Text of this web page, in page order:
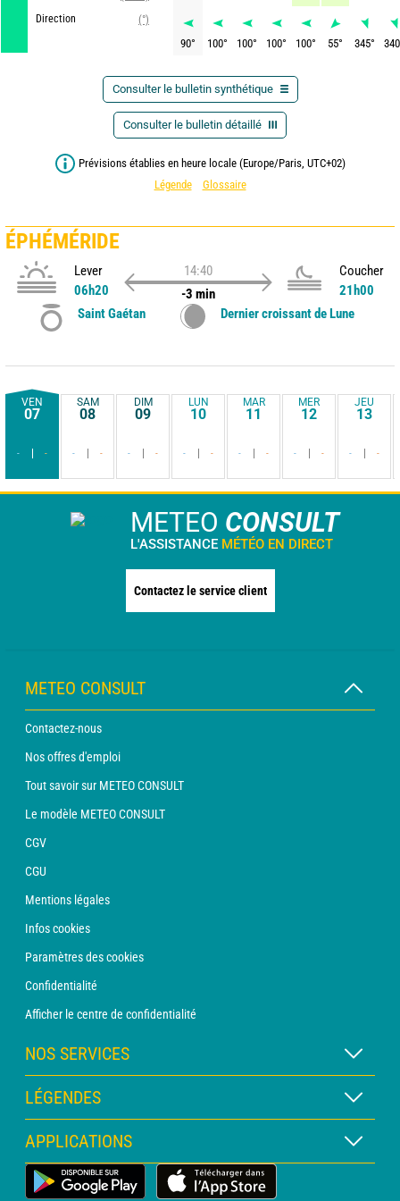
Direction
(°)
90° 100° 100° 100° 100° 55° 345° 340
Consulter le bulletin synthétique
Consulter le bulletin détaillé
Prévisions établies en heure locale (Europe/Paris, UTC+02)
Légende
Glossaire
ÉPHÉMÉRIDE
Lever
06h20
14:40
-3 min
Coucher
21h00
Saint Gaétan
Dernier croissant de Lune
VEN
07
- -
SAM
08
- -
DIM
09
- -
LUN
10
- -
MAR
11
- -
MER
12
- -
JEU
13
- -
METEO CONSULT
L'ASSISTANCE MÉTÉO EN DIRECT
Contactez le service client
METEO CONSULT
Contactez-nous
Nos offres d'emploi
Tout savoir sur METEO CONSULT
Le modèle METEO CONSULT
CGV
CGU
Mentions légales
Infos cookies
Paramètres des cookies
Confidentialité
Afficher le centre de confidentialité
NOS SERVICES
Abonnement METEO Xpert
Abonnement METEO PRO
Consultation avec un prévisionniste
Bulletin PRO
LÉGENDES
Légende des cartes
Légende des pictogrammes
Glossaire
APPLICATIONS
Application Météo Terrestre